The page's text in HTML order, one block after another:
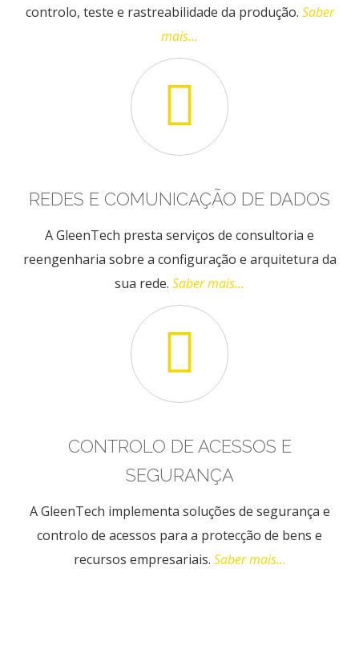
controlo, teste e rastreabilidade da produção. Saber
mais...
REDES E COMUNICAÇÃO DE DADOS
A GleenTech presta serviços de consultoria e
reengenharia sobre a configuração e arquitetura da
sua rede. Saber mais...
CONTROLO DE ACESSOS E
SEGURANÇA
A GleenTech implementa soluções de segurança e
controlo de acessos para a protecção de bens e
recursos empresariais. Saber mais...